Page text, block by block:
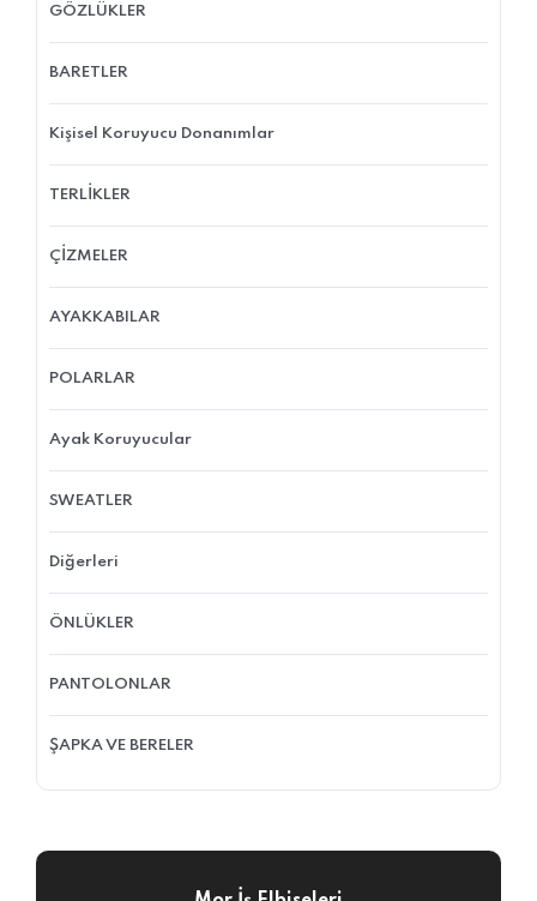
GÖZLÜKLER
BARETLER
Kişisel Koruyucu Donanımlar
TERLİKLER
ÇİZMELER
AYAKKABILAR
POLARLAR
Ayak Koruyucular
SWEATLER
Diğerleri
ÖNLÜKLER
PANTOLONLAR
ŞAPKA VE BERELER